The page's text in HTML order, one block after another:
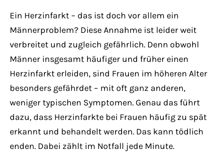
Ein Herzinfarkt – das ist doch vor allem ein
Männerproblem? Diese Annahme ist leider weit
verbreitet und zugleich gefährlich. Denn obwohl
Männer insgesamt häufiger und früher einen
Herzinfarkt erleiden, sind Frauen im höheren Alter
besonders gefährdet – mit oft ganz anderen,
weniger typischen Symptomen. Genau das führt
dazu, dass Herzinfarkte bei Frauen häufig zu spät
erkannt und behandelt werden. Das kann tödlich
enden. Dabei zählt im Notfall jede Minute.